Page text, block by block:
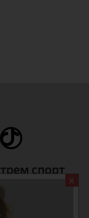
X
спорт
68-41
bg.com